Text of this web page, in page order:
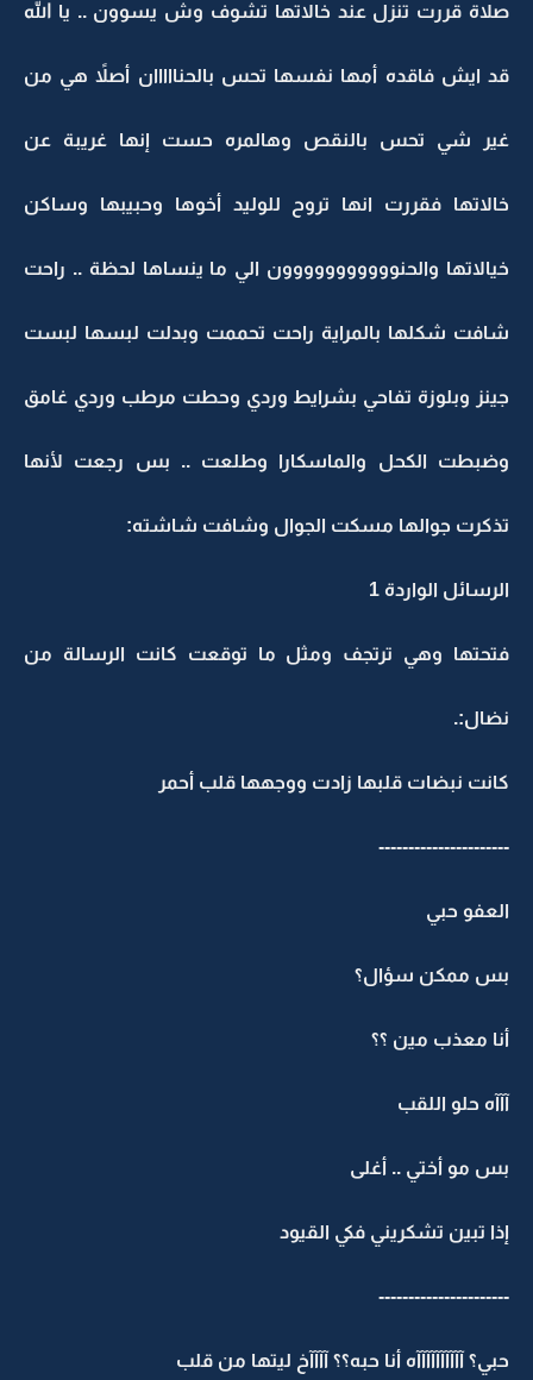
صلاة قررت تنزل عند خالاتها تشوف وش يسوون .. يا الله
قد ايش فاقده أمها نفسها تحس بالحنااااان أصلاً هي من
غير شي تحس بالنقص وهالمره حست إنها غريبة عن
خالاتها فقررت انها تروح للوليد أخوها وحبيبها وساكن
خيالاتها والحنووووووووووون الي ما ينساها لحظة .. راحت
شافت شكلها بالمراية راحت تحممت وبدلت لبسها لبست
جينز وبلوزة تفاحي بشرايط وردي وحطت مرطب وردي غامق
وضبطت الكحل والماسكارا وطلعت .. بس رجعت لأنها
تذكرت جوالها مسكت الجوال وشافت شاشته:
الرسائل الواردة 1
فتحتها وهي ترتجف ومثل ما توقعت كانت الرسالة من
نضال:.
كانت نبضات قلبها زادت ووجهها قلب أحمر
----------------------
العفو حبي
بس ممكن سؤال؟
أنا معذب مين ؟؟
آآآه حلو اللقب
بس مو أختي .. أغلى
إذا تبين تشكريني فكي القيود
----------------------
حبي؟ آآآآآآآآآآه أنا حبه؟؟ آآآآخ ليتها من قلب